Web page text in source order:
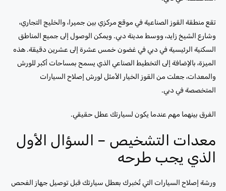
تقع منطقة القوز الصناعية في موقع مركزي بين جميرا، والخليج التجاري،
وشارع الشيخ زايد، ووسط مدينة دبي. ويمكن الوصول إلى جميع المناطق
السكنية الرئيسية في دبي في غضون خمس عشرة إلى عشرين دقيقة. هذه
الميزة، بالإضافة إلى التخطيط الصناعي الذي يسمح بمساحات أكبر للورش
والمعدات، جعلت من القوز الخيار الأمثل لورش إصلاح السيارات
المتخصصة في دبي.
الفرق بينهما مهم عندما يكون لسيارتك عطل حقيقي.
معدات التشخيص – السؤال الأول
الذي يجب طرحه
ورشة إصلاح السيارات التي تُخبرك بعطل سيارتك قبل توصيل جهاز الفحص